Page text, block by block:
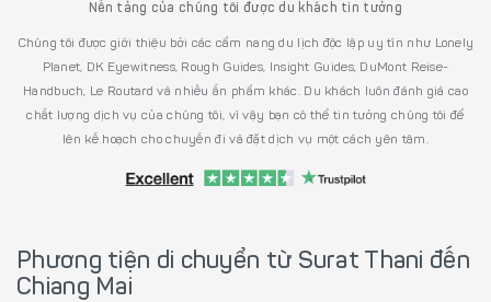
Nền tảng của chúng tôi được du khách tin tưởng
Chúng tôi được giới thiệu bởi các cẩm nang du lịch độc lập uy tín như Lonely
Planet, DK Eyewitness, Rough Guides, Insight Guides, DuMont Reise-
Handbuch, Le Routard và nhiều ấn phẩm khác. Du khách luôn đánh giá cao
chất lượng dịch vụ của chúng tôi, vì vậy bạn có thể tin tưởng chúng tôi để
lên kế hoạch cho chuyến đi và đặt dịch vụ một cách yên tâm.
Phương tiện di chuyển từ Surat Thani đến
Chiang Mai